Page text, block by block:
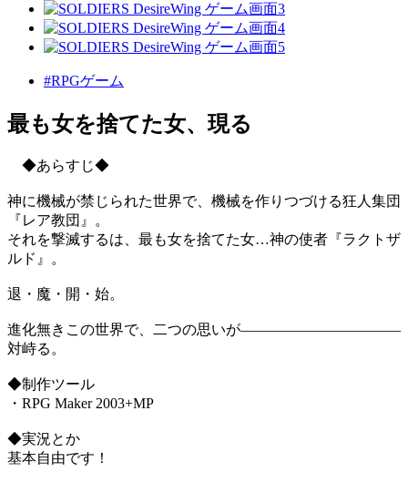
#RPGゲーム
最も女を捨てた女、現る
◆あらすじ◆
神に機械が禁じられた世界で、機械を作りつづける狂人集団
『レア教団』。
それを撃滅するは、最も女を捨てた女…神の使者『ラクトザ
ルド』。
退・魔・開・始。
進化無きこの世界で、二つの思いが―――――――――――
対峙る。
◆制作ツール
・RPG Maker 2003+MP
◆実況とか
基本自由です！